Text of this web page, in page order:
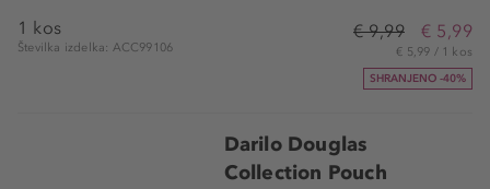
1 kos
Številka izdelka: ACC99106
€ 9,99 € 5,99
€ 5,99 / 1 kos
SHRANJENO -40%
Darilo Douglas
Collection Pouch